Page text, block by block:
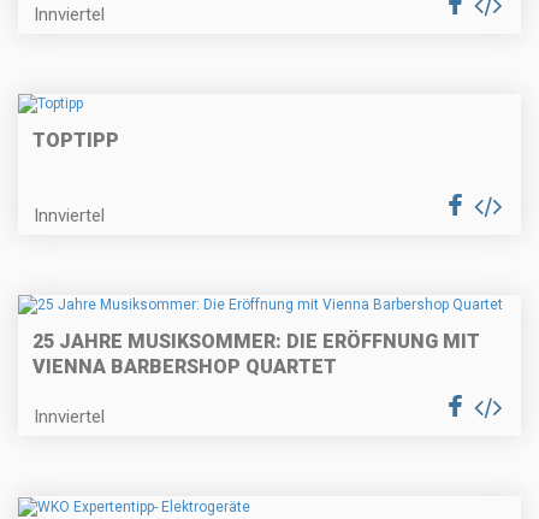
Innviertel
TOPTIPP
Innviertel
25 JAHRE MUSIKSOMMER: DIE ERÖFFNUNG MIT
VIENNA BARBERSHOP QUARTET
Innviertel